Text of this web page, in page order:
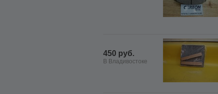
450 руб.
В Владивостоке